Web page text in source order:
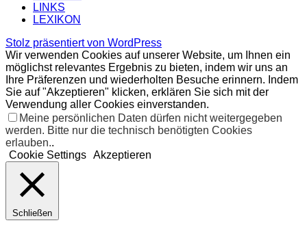
LINKS
LEXIKON
Stolz präsentiert von WordPress
Wir verwenden Cookies auf unserer Website, um Ihnen ein
möglichst relevantes Ergebnis zu bieten, indem wir uns an
Ihre Präferenzen und wiederholten Besuche erinnern. Indem
Sie auf "Akzeptieren" klicken, erklären Sie sich mit der
Verwendung aller Cookies einverstanden.
Meine persönlichen Daten dürfen nicht weitergegeben
werden. Bitte nur die technisch benötigten Cookies
erlauben..
Cookie Settings Akzeptieren
Schließen